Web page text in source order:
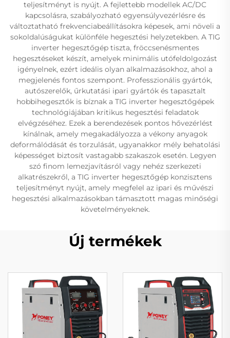
teljesítményt is nyújt. A fejlettebb modellek AC/DC
kapcsolásra, szabályozható egyensúlyvezérlésre és
változtatható frekvenciabeállításokra képesek, ami növeli a
sokoldalúságukat különféle hegesztési helyzetekben. A TIG
inverter hegesztőgép tiszta, fröccsenésmentes
hegesztéseket készít, amelyek minimális utófeldolgozást
igényelnek, ezért ideális olyan alkalmazásokhoz, ahol a
megjelenés fontos szempont. Professzionális gyártók,
autószerelők, űrkutatási ipari gyártók és tapasztalt
hobbihegesztők is bíznak a TIG inverter hegesztőgépek
technológiájában kritikus hegesztési feladatok
elvégzéséhez. Ezek a berendezések pontos hővezérlést
kínálnak, amely megakadályozza a vékony anyagok
deformálódását és torzulását, ugyanakkor mély behatolási
képességet biztosít vastagabb szakaszok esetén. Legyen
szó finom lemezjavításról vagy nehéz szerkezeti
alkatrészekről, a TIG inverter hegesztőgép konzisztens
teljesítményt nyújt, amely megfelel az ipari és művészi
hegesztési alkalmazásokban támasztott magas minőségi
követelményeknek.
Új termékek